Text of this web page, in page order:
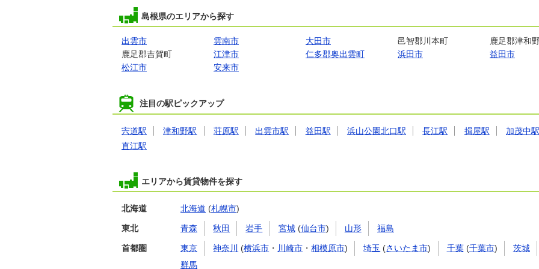
島根県のエリアから探す
出雲市 雲南市 大田市 邑智郡川本町
鹿足郡津和
鹿足郡吉賀町
江津市 仁多郡奥出雲町 浜田市
益田市
松江市
安来市
注目の駅ピックアップ
宍道駅 津和野駅 荘原駅 出雲市駅 益田駅 浜山公園北口駅 長江駅 揖屋駅
加茂中駅
直江駅
エリアから賃貸物件を探す
北海道 北海道 (札幌市)
東北 青森 秋田 岩手 宮城(仙台市) 山形 福島
首都圏 東京 神奈川 (横浜市 ・ 川崎市 ・相模原市) 埼玉 (さいたま市) 千葉(千葉市) 茨城
群馬